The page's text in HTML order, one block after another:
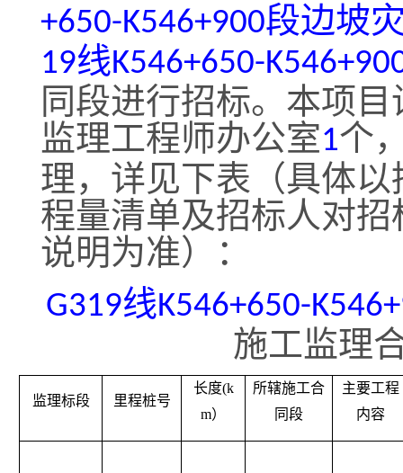
+650-K546+900段边坡
19线K546+650-
同段进行招标。本项目
监理工程师办公室1个
理，详见下表（具体
程量清单及招标人对
说明为准）：
G319线K546+650-
施工监理
监理标段 里程桩号
长度(k
m）
所辖施工合
同段
主要工程
内容